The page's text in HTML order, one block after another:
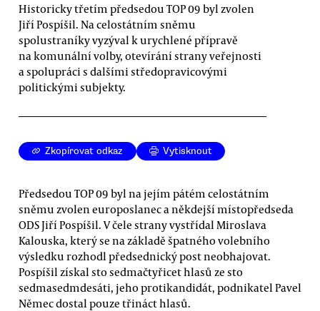
Historicky třetím předsedou TOP 09 byl zvolen
Jiří Pospíšil. Na celostátním sněmu
spolustraníky vyzýval k urychlené přípravě
na komunální volby, otevírání strany veřejnosti
a spolupráci s dalšími středopravicovými
politickými subjekty.
Zkopírovat odkaz Vytisknout
Předsedou TOP 09 byl na jejím pátém celostátním
sněmu zvolen europoslanec a někdejší místopředseda
ODS Jiří Pospíšil. V čele strany vystřídal Miroslava
Kalouska, který se na základě špatného volebního
výsledku rozhodl předsednický post neobhajovat.
Pospíšil získal sto sedmačtyřicet hlasů ze sto
sedmasedmdesáti, jeho protikandidát, podnikatel Pavel
Němec dostal pouze třináct hlasů.